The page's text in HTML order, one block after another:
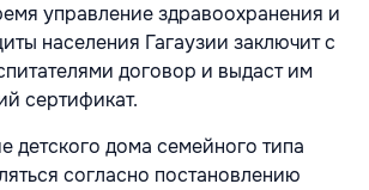
управление здравоохранения и
населения Гагаузии заключит с
договор и выдаст им
сертификат.
детского дома семейного типа
согласно постановлению